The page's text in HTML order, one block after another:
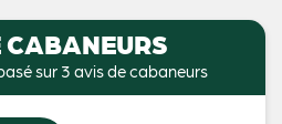
CABANEURS
sur 3 avis de cabaneurs